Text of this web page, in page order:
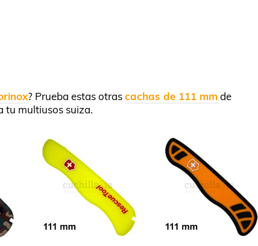
? Prueba estas otrascachas de 111 mmde
tu multiusos suiza.